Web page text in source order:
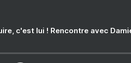
c'est lui ! Rencontre avec